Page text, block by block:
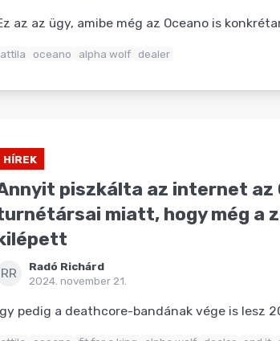
az az ügy, amibe még az Oceano is
attila oceano alpha wolf dealer
HÍREK
piszkálta az internet az
miatt, hogy még a
RR
Radó Richárd
2024. november 21.
pedig a deathcore-bandának vége is lesz